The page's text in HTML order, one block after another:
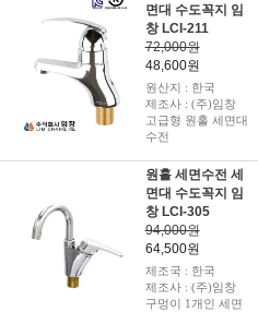
면대 수도꼭지 임
창 LCI-211
72,000원
48,600원
원산지 : 한국
제조사 : (주)임창
고급형 원홀 세면대
수전
원홀 세면수전 세
면대 수도꼭지 임
창 LCI-305
94,000원
64,500원
제조국 : 한국
제조사 : (주)임창
구멍이 1개인 세면